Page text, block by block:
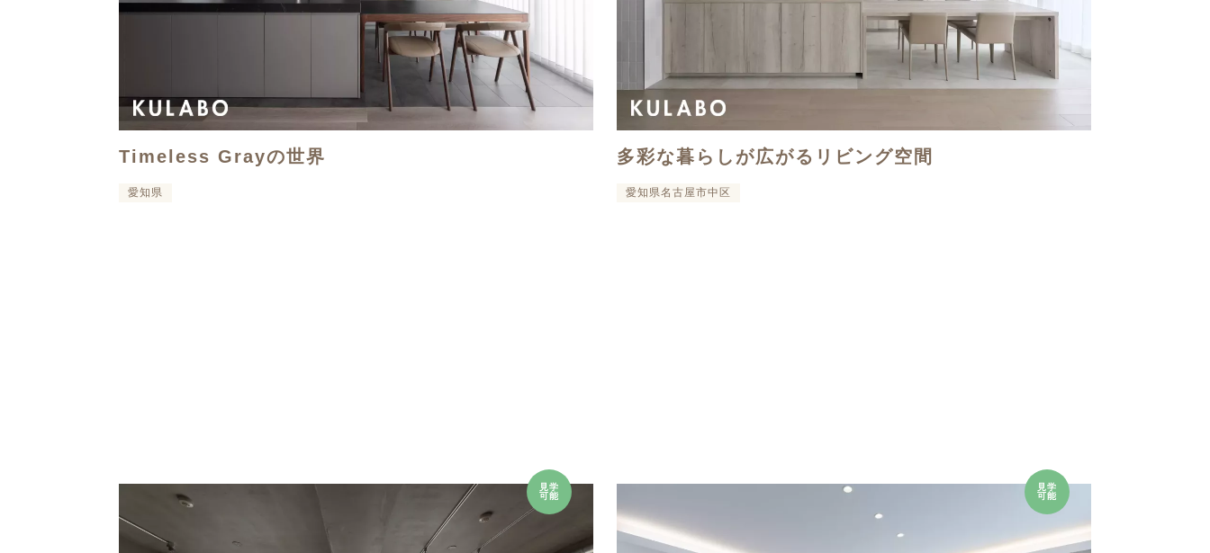
Timeless Grayの世界
愛知県
多彩な暮らしが広がるリビング空間
愛知県名古屋市中区
見学
可能
見学
可能